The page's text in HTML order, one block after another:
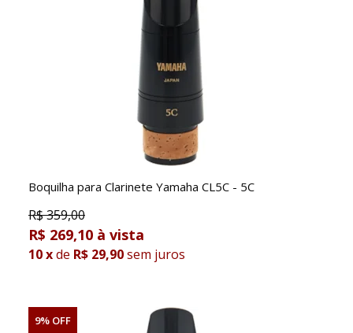
Boquilha para Clarinete Yamaha CL5C - 5C
R$359,00
R$ 269,10
10xde R$ 29,90sem juros
9% OFF